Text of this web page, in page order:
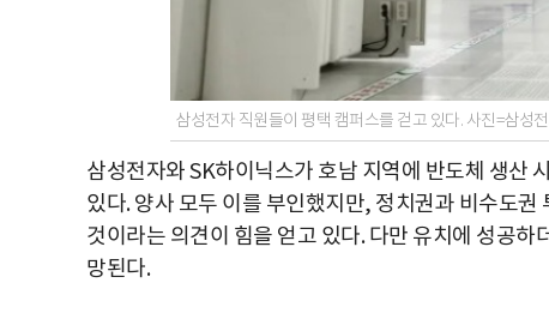
삼성전자 직원들이 평택 캠퍼스를 걷고 있다. 사진=삼성
삼성전자와 SK하이닉스가 호남 지역에 반도체 생산
있다. 양사 모두 이를 부인했지만, 정치권과 비수도
것이라는 의견이 힘을 얻고 있다. 다만 유치에 성공
망된다.